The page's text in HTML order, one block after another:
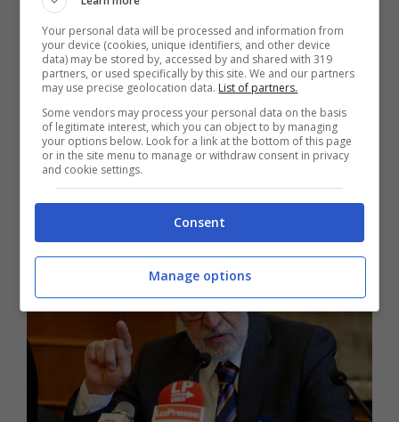
distribuiscono dall’estero ed evadono Iva e
accise. Poche persone hanno lucrato ai
danni dello Stato e di tutti i cittadini:
parliamo di miliardi.Ma fino a questo
momento il governo ha partorito solo il
cartello del prezzo medio”;
Your personal data will be processed and information from
your device (cookies, unique identifiers, and other device
data) may be stored by, accessed by and shared with 319
partners, or used specifically by this site. We and our partners
may use precise geolocation data. List of partners.
Some vendors may process your personal data on the basis
of legitimate interest, which you can object to by managing
your options below. Look for a link at the bottom of this page
or in the site menu to manage or withdraw consent in privacy
and cookie settings.
Consent
Manage options